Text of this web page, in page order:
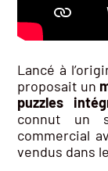
Lancé à
proposait un
puzzles
connut un
commercial
vendus dans